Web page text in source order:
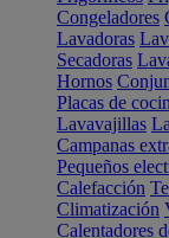
Congeladores
Lavadoras
Secadoras
Hornos
Placas de
Lavavajillas
Campanas
Pequeños
Calefacción
Climatización
Calentadores